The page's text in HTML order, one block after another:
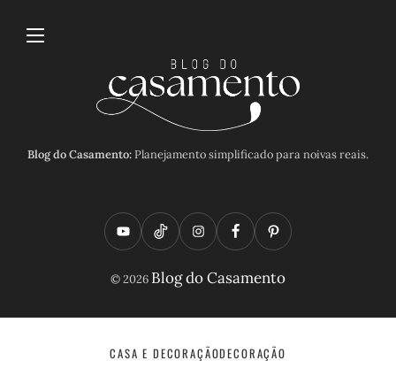
Blog do Casamento:Planejamento simplificado para noivas reais.
Y
o
t
u
T
i
t
o
I
n
t
a
F
a
e
b
P
i
t
e
© 2026 Blog do Casamento
CASA E DECORAÇÃODECORAÇÃO